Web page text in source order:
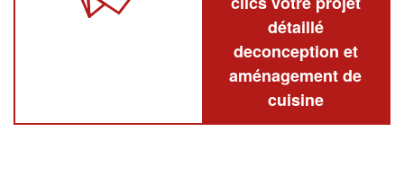
détaillé
deconception et
aménagement de
cuisine